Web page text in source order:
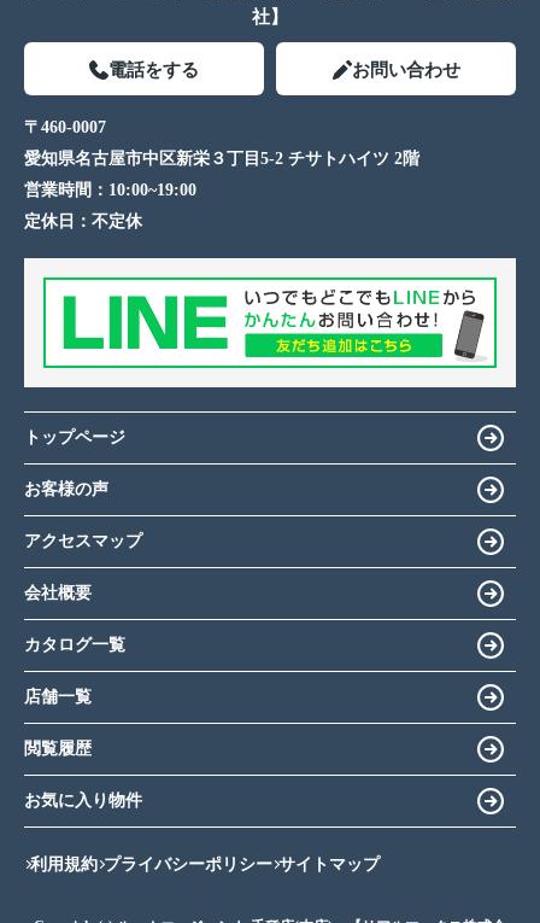
社】
電話をする お問い合わせ
〒460-0007
愛知県名古屋市中区新栄３丁目5-2 チサトハイツ 2階
営業時間： 10:00~19:00
定休日： 不定休
トップページ
お客様の声
アクセスマップ
会社概要
カタログ一覧
店舗一覧
閲覧履歴
お気に入り物件
利用規約 プライバシーポリシー サイトマップ